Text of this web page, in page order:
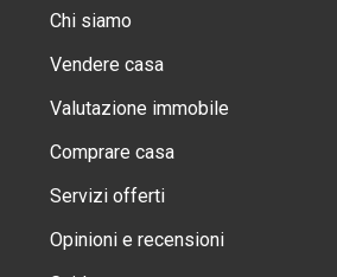
Chi siamo
Vendere casa
Valutazione immobile
Comprare casa
Servizi offerti
Opinioni e recensioni